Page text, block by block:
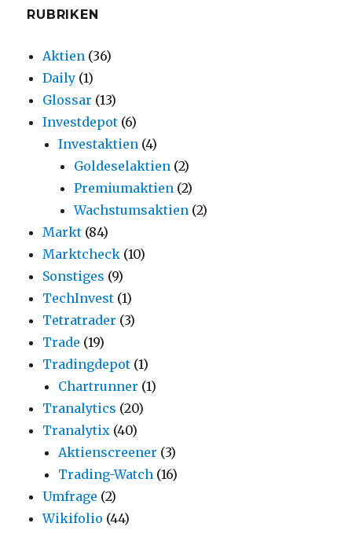
RUBRIKEN
Aktien (36)
Daily (1)
Glossar (13)
Investdepot (6)
Investaktien (4)
Goldeselaktien (2)
Premiumaktien (2)
Wachstumsaktien (2)
Markt (84)
Marktcheck (10)
Sonstiges (9)
TechInvest (1)
Tetratrader (3)
Trade (19)
Tradingdepot (1)
Chartrunner (1)
Tranalytics (20)
Tranalytix (40)
Aktienscreener (3)
Trading-Watch (16)
Umfrage (2)
Wikifolio (44)